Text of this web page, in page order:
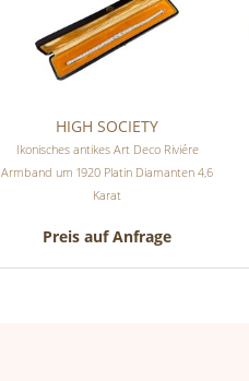
HIGH SOCIETY
Ikonisches antikes Art Deco Riviére
Armband um 1920 Platin Diamanten 4,6
Karat
Preis auf Anfrage